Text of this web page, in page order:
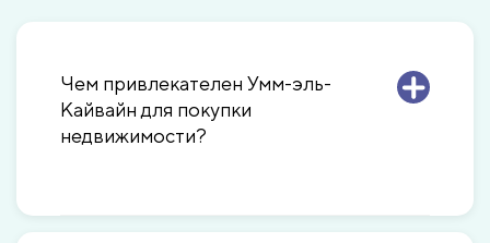
Чем привлекателен Умм-эль-
Кайвайн для покупки
недвижимости?